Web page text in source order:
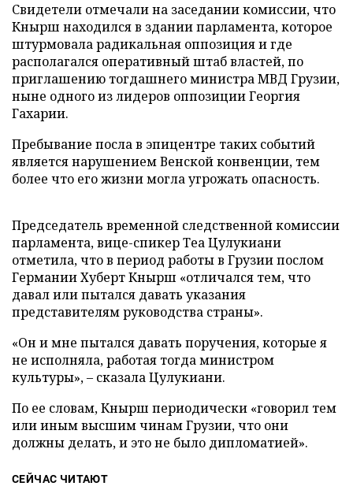
Свидетели отмечали на заседании комиссии, что
Кнырш находился в здании парламента, которое
штурмовала радикальная оппозиция и где
располагался оперативный штаб властей, по
приглашению тогдашнего министра МВД Грузии,
ныне одного из лидеров оппозиции Георгия
Гахарии.
Пребывание посла в эпицентре таких событий
является нарушением Венской конвенции, тем
более что его жизни могла угрожать опасность.
Председатель временной следственной комиссии
парламента, вице-спикер Теа Цулукиани
отметила, что в период работы в Грузии послом
Германии Хуберт Кнырш «отличался тем, что
давал или пытался давать указания
представителям руководства страны».
«Он и мне пытался давать поручения, которые я
не исполняла, работая тогда министром
культуры», – сказала Цулукиани.
По ее словам, Кнырш периодически «говорил тем
или иным высшим чинам Грузии, что они
должны делать, и это не было дипломатией».
СЕЙЧАС ЧИТАЮТ